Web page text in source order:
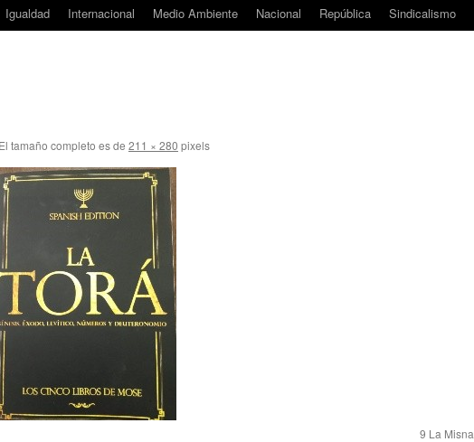
Igualdad Internacional Medio Ambiente Nacional República Sindicalismo
El tamaño completo es de 211 × 280 pixels
9 La Misna